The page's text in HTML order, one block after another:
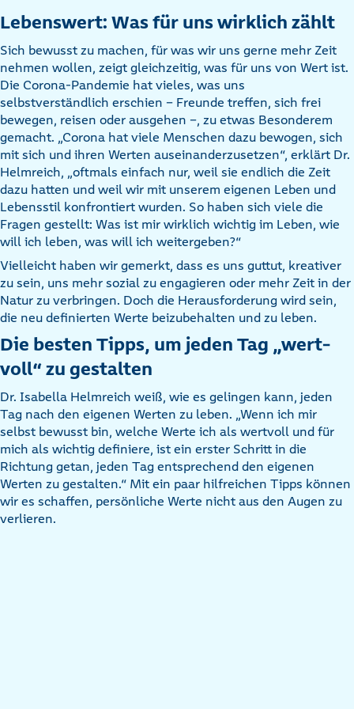
Lebenswert: Was für uns wirklich zählt
Sich bewusst zu machen, für was wir uns gerne mehr Zeit
nehmen wollen, zeigt gleichzeitig, was für uns von Wert ist.
Die Corona-Pandemie hat vieles, was uns
selbstverständlich erschien – Freunde treffen, sich frei
bewegen, reisen oder ausgehen –, zu etwas Besonderem
gemacht. „Corona hat viele Menschen dazu bewogen, sich
mit sich und ihren Werten auseinanderzusetzen“, erklärt Dr.
Helmreich, „oftmals einfach nur, weil sie endlich die Zeit
dazu hatten und weil wir mit unserem eigenen Leben und
Lebensstil konfrontiert wurden. So haben sich viele die
Fragen gestellt: Was ist mir wirklich wichtig im Leben, wie
will ich leben, was will ich weitergeben?“
Vielleicht haben wir gemerkt, dass es uns guttut, kreativer
zu sein, uns mehr sozial zu engagieren oder mehr Zeit in der
Natur zu verbringen. Doch die Herausforderung wird sein,
die neu definierten Werte beizubehalten und zu leben.
Die besten Tipps, um jeden Tag „wert-
voll“ zu gestalten
Dr. Isabella Helmreich weiß, wie es gelingen kann, jeden
Tag nach den eigenen Werten zu leben. „Wenn ich mir
selbst bewusst bin, welche Werte ich als wertvoll und für
mich als wichtig definiere, ist ein erster Schritt in die
Richtung getan, jeden Tag entsprechend den eigenen
Werten zu gestalten.“ Mit ein paar hilfreichen Tipps können
wir es schaffen, persönliche Werte nicht aus den Augen zu
verlieren.